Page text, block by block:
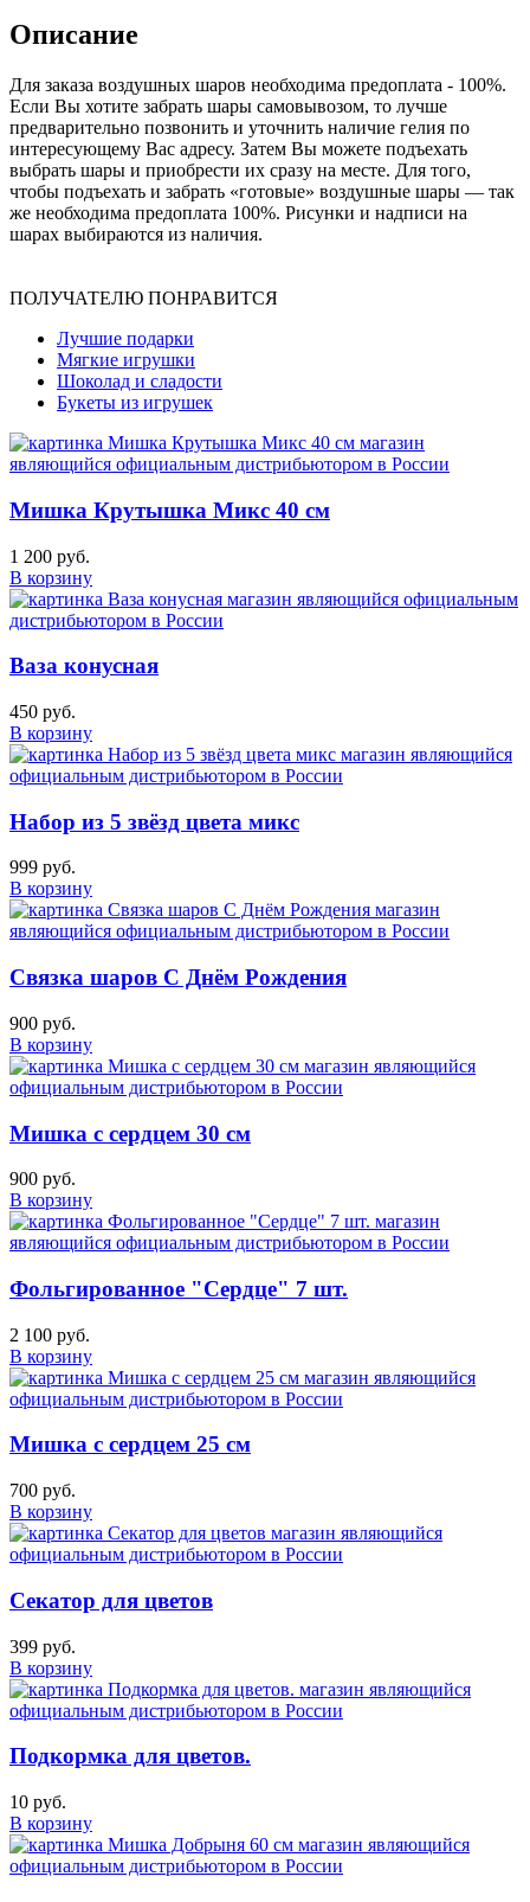
Описание
Для заказа воздушных шаров необходима предоплата - 100%.
Если Вы хотите забрать шары самовывозом, то лучше
предварительно позвонить и уточнить наличие гелия по
интересующему Вас адресу. Затем Вы можете подъехать
выбрать шары и приобрести их сразу на месте. Для того,
чтобы подъехать и забрать «готовые» воздушные шары — так
же необходима предоплата 100%. Рисунки и надписи на
шарах выбираются из наличия.
ПОЛУЧАТЕЛЮ ПОНРАВИТСЯ
Лучшие подарки
Мягкие игрушки
Шоколад и сладости
Букеты из игрушек
Мишка Крутышка Микс 40 см
1 200 руб.
В корзину
Ваза конусная
450 руб.
В корзину
Набор из 5 звёзд цвета микс
999 руб.
В корзину
Связка шаров С Днём Рождения
900 руб.
В корзину
Мишка с сердцем 30 см
900 руб.
В корзину
Фольгированное "Сердце" 7 шт.
2 100 руб.
В корзину
Мишка с сердцем 25 см
700 руб.
В корзину
Секатор для цветов
399 руб.
В корзину
Подкормка для цветов.
10 руб.
В корзину